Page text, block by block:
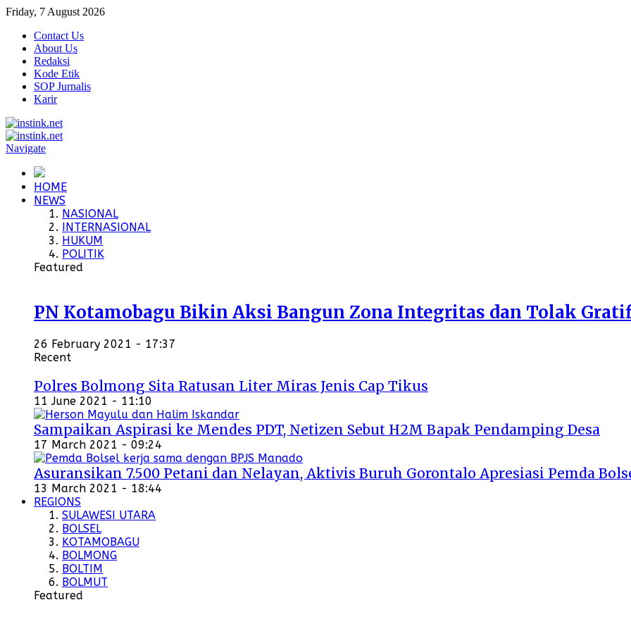
Friday, 7 August 2026
Contact Us
About Us
Redaksi
Kode Etik
SOP Jurnalis
Karir
Navigate
HOME
NEWS
NASIONAL
INTERNASIONAL
HUKUM
POLITIK
Featured
PN Kotamobagu Bikin Aksi Bangun Zona Integritas dan Tolak
26 February 2021 - 17:37
Recent
Polres Bolmong Sita Ratusan Liter Miras Jenis Cap Tikus
11 June 2021 - 11:10
Sampaikan Aspirasi ke Mendes PDT, Netizen Sebut H2M Bapak Pendamping Desa
17 March 2021 - 09:24
Asuransikan 7.500 Petani dan Nelayan, Aktivis Buruh Gorontalo Apresiasi Pemda
13 March 2021 - 18:44
REGIONS
SULAWESI UTARA
BOLSEL
KOTAMOBAGU
BOLMONG
BOLTIM
BOLMUT
Featured